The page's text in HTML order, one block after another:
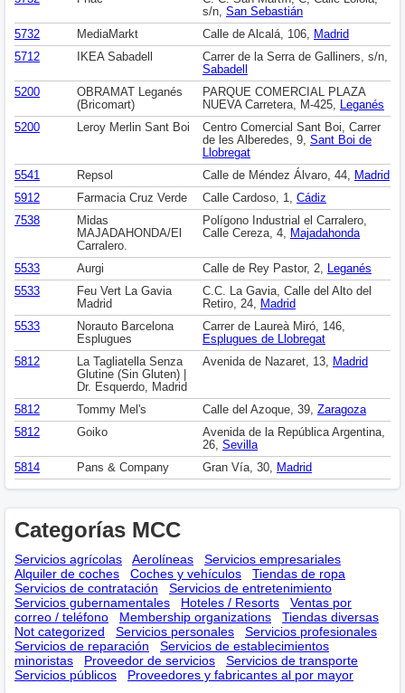
s/n, San Sebastián
5732
MediaMarkt Calle de Alcalá, 106, Madrid
5712
IKEA Sabadell
Carrer de la Serra de Galliners, s/n,
Sabadell
5200
OBRAMAT Leganés
(Bricomart)
PARQUE COMERCIAL PLAZA
NUEVA Carretera, M-425, Leganés
5200
Leroy Merlin Sant Boi
Centro Comercial Sant Boi, Carrer
de les Alberedes, 9, Sant Boi de
Llobregat
5541
Repsol Calle de Méndez Álvaro, 44, Madrid
5912
Farmacia Cruz Verde Calle Cardoso, 1, Cádiz
7538
Midas
MAJADAHONDA/El
Carralero.
Polígono Industrial el Carralero,
Calle Cereza, 4, Majadahonda
5533 Aurgi Calle de Rey Pastor, 2, Leganés
5533
Feu Vert La Gavia
Madrid
C.C. La Gavia, Calle del Alto del
Retiro, 24, Madrid
5533
Norauto Barcelona
Esplugues
Carrer de Laureà Miró, 146,
Esplugues de Llobregat
5812
La Tagliatella Senza
Glutine (Sin Gluten) |
Dr. Esquerdo, Madrid
Avenida de Nazaret, 13, Madrid
5812 Tommy Mel's Calle del Azoque, 39, Zaragoza
5812
Goiko
Avenida de la República Argentina,
26, Sevilla
5814
Pans & Company Gran Vía, 30, Madrid
Categorías MCC
Servicios agrícolas Aerolíneas
Servicios empresariales
Alquiler de coches
Coches y vehículos
Tiendas de ropa
Servicios de contratación
Servicios de entretenimiento
Servicios gubernamentales
Hoteles / Resorts
Ventas por
correo / teléfono
Membership оrganizations
Tiendas diversas
Not categorized
Servicios personales
Servicios profesionales
Servicios de reparación
Servicios de establecimientos
minoristas
Proveedor de servicios
Servicios de transporte
Servicios públicos
Proveedores y fabricantes al por mayor